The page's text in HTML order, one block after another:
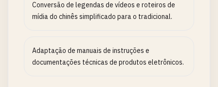
Conversão de legendas de vídeos e roteiros de
mídia do chinês simplificado para o tradicional.
Adaptação de manuais de instruções e
documentações técnicas de produtos eletrônicos.